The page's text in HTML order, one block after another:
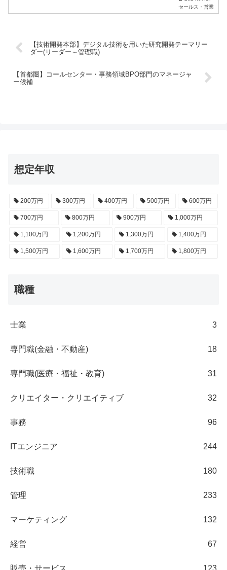
セールス・営業
【技術開発本部】デジタル技術を用いた研究開発テーマリー
ダー(リーダー～管理職)
【首都圏】コールセンター・事務領域BPO部門のマネージャ
ー候補
想定年収
200万円 300万円 400万円 500万円 600万円
700万円 800万円 900万円 1,000万円
1,100万円 1,200万円 1,300万円 1,400万円
1,500万円 1,600万円 1,700万円 1,800万円
職種
士業 3
専門職(金融・不動産) 18
専門職(医療・福祉・教育) 31
クリエイター・クリエイティブ 32
事務 96
ITエンジニア 244
技術職 180
管理 233
マーケティング 132
経営 67
販売・サービス 123